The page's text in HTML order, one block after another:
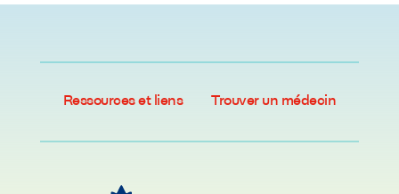
Ressources et liens Trouver un médecin